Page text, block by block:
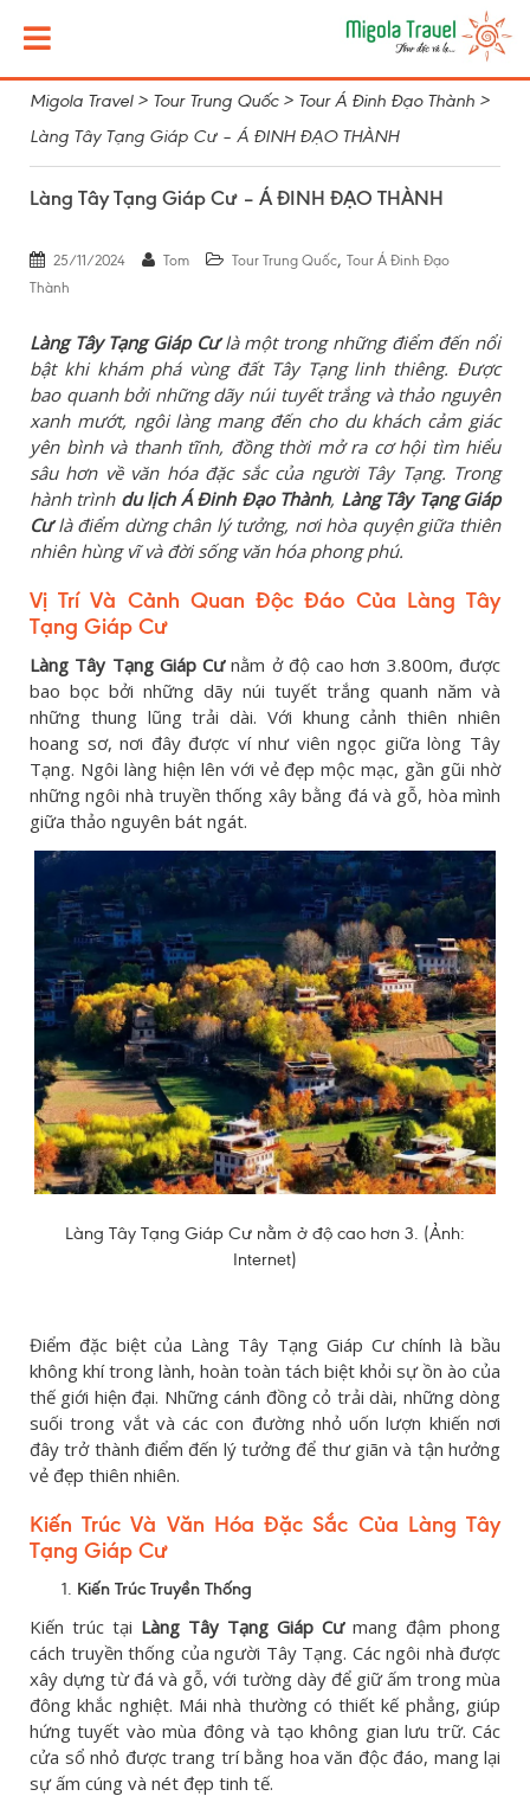
Migola Travel> Tour Trung Quốc> Tour Á Đinh Đạo Thành >
Làng Tây Tạng Giáp Cư – Á ĐINH ĐẠO THÀNH
Làng Tây Tạng Giáp Cư – Á ĐINH ĐẠO THÀNH
25/11/2024 Tom Tour Trung Quốc, Tour Á Đinh Đạo
Thành
Làng Tây Tạng Giáp Cưlà một trong những điểm đến nổi
bật khi khám phá vùng đất Tây Tạng linh thiêng. Được
bao quanh bởi những dãy núi tuyết trắng và thảo nguyên
xanh mướt, ngôi làng mang đến cho du khách cảm giác
yên bình và thanh tĩnh, đồng thời mở ra cơ hội tìm hiểu
sâu hơn về văn hóa đặc sắc của người Tây Tạng. Trong
hành trình du lịch Á Đinh Đạo Thành, Làng Tây Tạng Giáp
Cưlà điểm dừng chân lý tưởng, nơi hòa quyện giữa thiên
nhiên hùng vĩ và đời sống văn hóa phong phú.
Vị Trí Và Cảnh Quan Độc Đáo Của Làng Tây
Tạng Giáp Cư
Làng Tây Tạng Giáp Cưnằm ở độ cao hơn 3.800m, được
bao bọc bởi những dãy núi tuyết trắng quanh năm và
những thung lũng trải dài. Với khung cảnh thiên nhiên
hoang sơ, nơi đây được ví như viên ngọc giữa lòng Tây
Tạng. Ngôi làng hiện lên với vẻ đẹp mộc mạc, gần gũi nhờ
những ngôi nhà truyền thống xây bằng đá và gỗ, hòa mình
giữa thảo nguyên bát ngát.
Làng Tây Tạng Giáp Cư nằm ở độ cao hơn 3. (Ảnh:
Internet)
Điểm đặc biệt của Làng Tây Tạng Giáp Cư chính là bầu
không khí trong lành, hoàn toàn tách biệt khỏi sự ồn ào của
thế giới hiện đại. Những cánh đồng cỏ trải dài, những dòng
suối trong vắt và các con đường nhỏ uốn lượn khiến nơi
đây trở thành điểm đến lý tưởng để thư giãn và tận hưởng
vẻ đẹp thiên nhiên.
Kiến Trúc Và Văn Hóa Đặc Sắc Của Làng Tây
Tạng Giáp Cư
Kiến Trúc Truyền Thống
Kiến trúc tại Làng Tây Tạng Giáp Cưmang đậm phong
cách truyền thống của người Tây Tạng. Các ngôi nhà được
xây dựng từ đá và gỗ, với tường dày để giữ ấm trong mùa
đông khắc nghiệt. Mái nhà thường có thiết kế phẳng, giúp
hứng tuyết vào mùa đông và tạo không gian lưu trữ. Các
cửa sổ nhỏ được trang trí bằng hoa văn độc đáo, mang lại
sự ấm cúng và nét đẹp tinh tế.